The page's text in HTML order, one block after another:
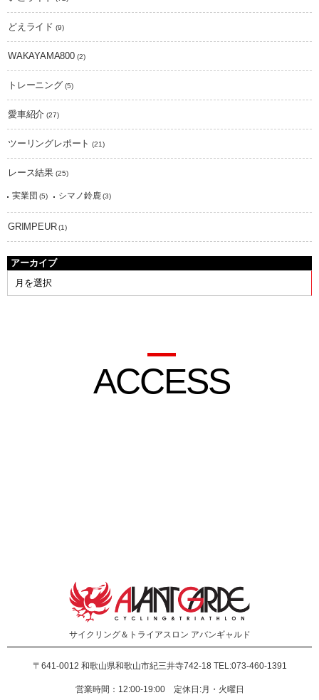
どえライド (9)
WAKAYAMA800(2)
トレーニング (5)
愛車紹介 (27)
ツーリングレポート (21)
レース結果 (25)
実業団 (5) シマノ鈴鹿 (3)
GRIMPEUR(1)
アーカイブ
ACCESS
サイクリング＆トライアスロン アバンギャルド
〒641-0012 和歌山県和歌山市紀三井寺742-18 TEL:073-460-1391
営業時間：12:00-19:00 定休日:月・火曜日